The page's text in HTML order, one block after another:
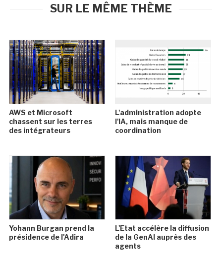
SUR LE MÊME THÈME
AWS et Microsoft
chassent sur les terres
des intégrateurs
L'administration adopte
l'IA, mais manque de
coordination
Yohann Burgan prend la
présidence de l'Adira
L'Etat accélère la diffusion
de la GenAI auprès des
agents